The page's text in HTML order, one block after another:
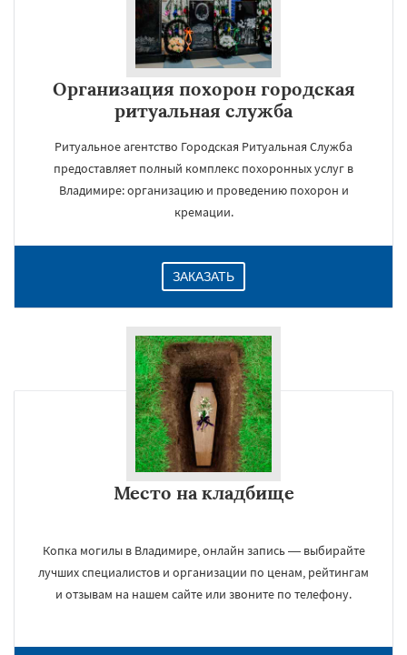
Организация похорон городская
ритуальная служба
Ритуальное агентство Городская Ритуальная Служба
предоставляет полный комплекс похоронных услуг в
Владимире: организацию и проведению похорон и
кремации.
ЗАКАЗАТЬ
Место на кладбище
Копка могилы в Владимире, онлайн запись — выбирайте
лучших специалистов и организации по ценам, рейтингам
и отзывам на нашем сайте или звоните по телефону.